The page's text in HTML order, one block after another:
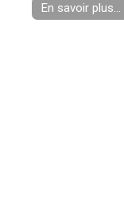
En savoir plus...